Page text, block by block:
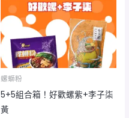
螺螄粉
5+5組合箱！好歡螺紫+李子柒
黃